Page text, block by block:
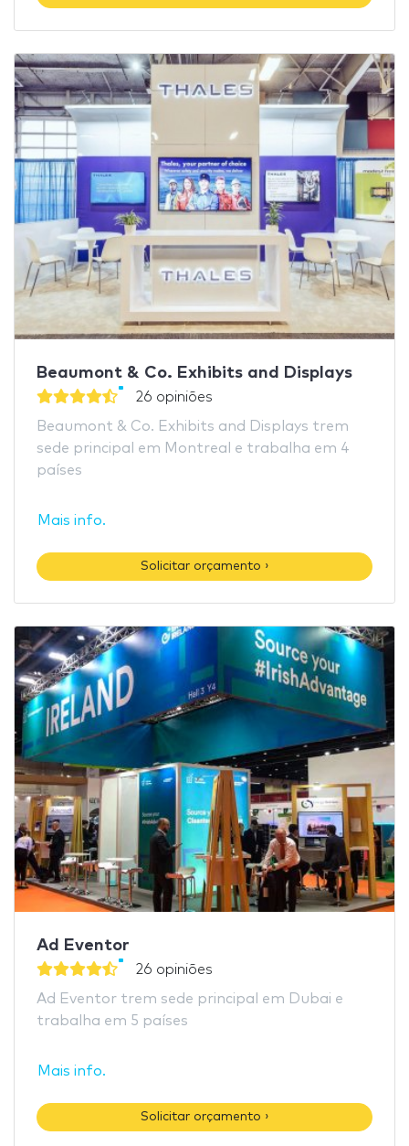
Beaumont & Co. Exhibits and Displays
26 opiniões
Beaumont & Co. Exhibits and Displays trem
sede principal em Montreal e trabalha em 4
países
Mais info.
Solicitar orçamento ›
Ad Eventor
26 opiniões
Ad Eventor trem sede principal em Dubai e
trabalha em 5 países
Mais info.
Solicitar orçamento ›